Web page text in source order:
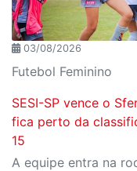
03/08/2026
Futebol Feminino
SESI-SP vence o
fica perto da
15